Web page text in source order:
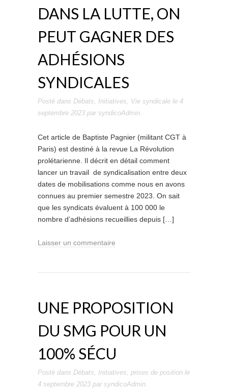
DANS LA LUTTE, ON
PEUT GAGNER DES
ADHÉSIONS
SYNDICALES
Posté dans Débats, Initiatives, Vie syndicale le 4
septembre 2023 par syndicoAdmin.
Cet article de Baptiste Pagnier (militant CGT à
Paris) est destiné à la revue La Révolution
prolétarienne. Il décrit en détail comment
lancer un travail de syndicalisation entre deux
dates de mobilisations comme nous en avons
connues au premier semestre 2023. On sait
que les syndicats évaluent à 100 000 le
nombre d’adhésions recueillies depuis […]
Laisser un commentaire
UNE PROPOSITION
DU SMG POUR UN
100% SÉCU
Posté dans Débats, Initiatives, prises de position le
4 septembre 2023 par syndicoAdmin.